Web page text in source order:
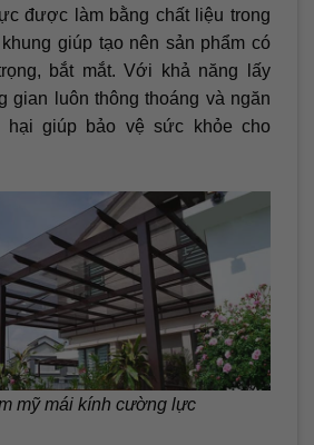
được làm bằng chất liệu trong
giúp tạo nên sản phẩm có
bắt mắt. Với khả năng lấy
gian luôn thông thoáng và ngăn
hại giúp bảo vệ sức khỏe cho
mỹ mái kính cường lực